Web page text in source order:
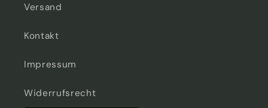
Versand
Kontakt
Impressum
Widerrufsrecht